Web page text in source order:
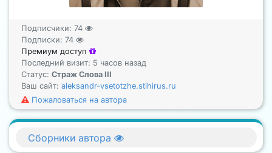
Подписчики: 74
Подписки: 74
Премиум доступ
Последний визит: 5 часов назад
Статус: Страж Слова III
Ваш сайт: aleksandr-vsetotzhe.stihirus.ru
Пожаловаться на автора
Сборники автора